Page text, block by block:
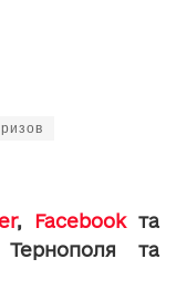
, Facebookта
та